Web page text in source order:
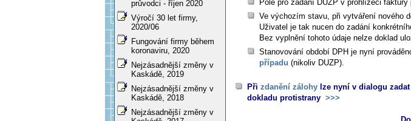
průvodci - říjen 2020
Výročí 30 let firmy,
2020/06
Fungování firmy během
koronaviru, 2020
Nejzásadnější změny v
Kaskádě, 2019
Nejzásadnější změny v
Kaskádě, 2018
Nejzásadnější změny v
Pole pro zadání DUZP v prohlížeči
Ve výchozím stavu, při vytváření nového
Uživatel je tak nucen do zadání
Bez vyplnění tohoto údaje nelze doklad
Stanovování období DPH je nyní
případu (nikoliv DUZP).
Při zdanění zálohy lze nyní v dialogu
dokladu protistrany >>>